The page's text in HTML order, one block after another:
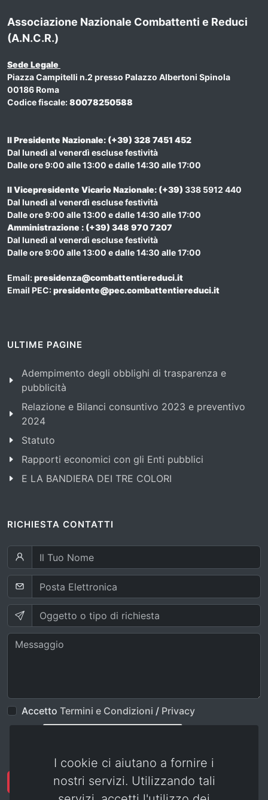
I cookie ci aiutano a fornire i
nostri servizi. Utilizzando tali
Associazione Nazionale Combattenti e Reduci
(A.N.C.R.)
Sede Legale
Piazza Campitelli n.2 presso Palazzo Albertoni Spinola
00186 Roma
Codice fiscale:80078250588
Il Presidente Nazionale: (+39) 328 7451 452
Dal lunedì al venerdì escluse festività
Dalle ore 9:00 alle 13:00 e dalle 14:30 alle 17:00
Il Vicepresidente Vicario Nazionale: (+39) 338 5912 440
Dal lunedì al venerdì escluse festività
Dalle ore 9:00 alle 13:00 e dalle 14:30 alle 17:00
Amministrazione : (+39) 348 970 7207
Dal lunedì al venerdì escluse festività
Dalle ore 9:00 alle 13:00 e dalle 14:30 alle 17:00
Email:presidenza@combattentiereduci.it
Email PEC:presidente@pec.combattentiereduci.it
ULTIME PAGINE
Adempimento degli obblighi di trasparenza e
pubblicità
Relazione e Bilanci consuntivo 2023 e preventivo
2024
Statuto
Rapporti economici con gli Enti pubblici
E LA BANDIERA DEI TRE COLORI
RICHIESTA CONTATTI
Accetto Termini e Condizioni / Privacy